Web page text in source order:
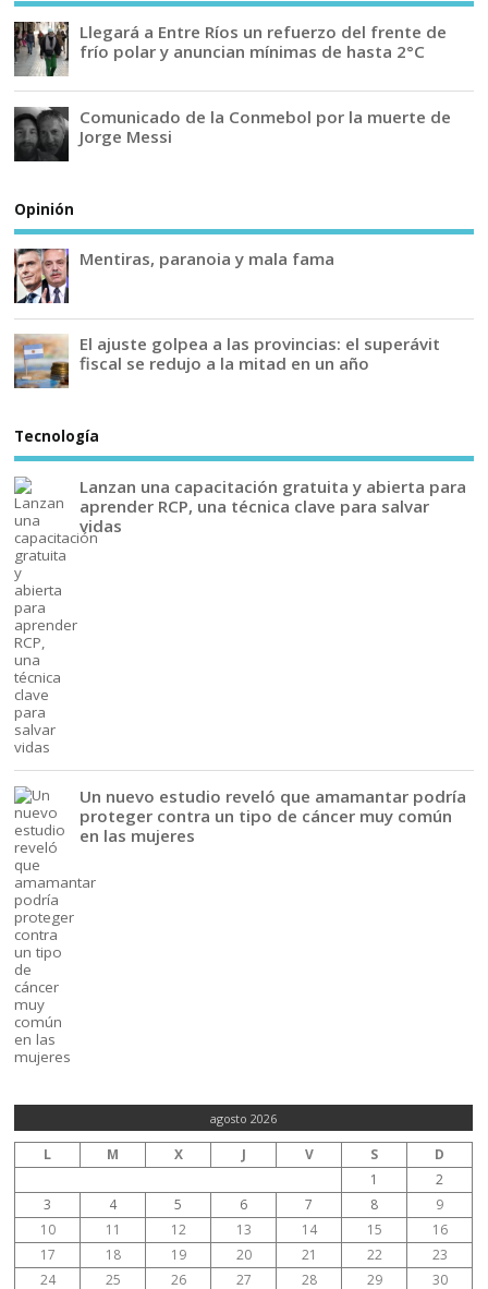
Llegará a Entre Ríos un refuerzo del frente de
frío polar y anuncian mínimas de hasta 2°C
Comunicado de la Conmebol por la muerte de
Jorge Messi
Opinión
Mentiras, paranoia y mala fama
El ajuste golpea a las provincias: el superávit
fiscal se redujo a la mitad en un año
Tecnología
Lanzan una capacitación gratuita y abierta para
aprender RCP, una técnica clave para salvar
vidas
Un nuevo estudio reveló que amamantar podría
proteger contra un tipo de cáncer muy común
en las mujeres
agosto 2026
L M X J V S
D
1
2
3
4 5 6 7 8
9
10
11 12 13 14 15
16
17
18 19 20 21 22
23
24
25 26 27 28 29 30